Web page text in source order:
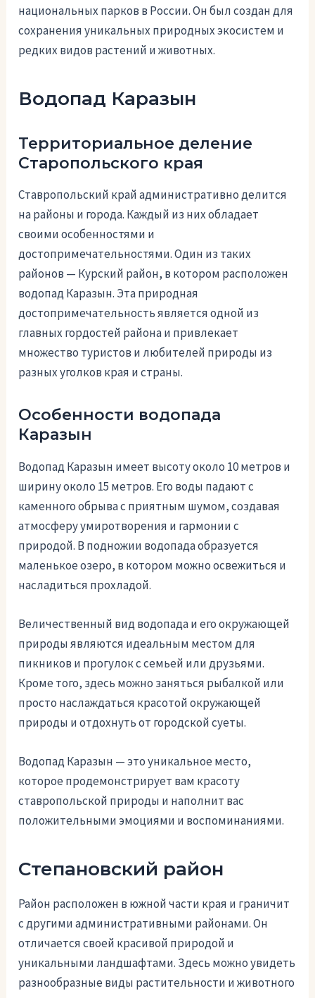
национальных парков в России. Он был создан для
сохранения уникальных природных экосистем и
редких видов растений и животных.
Водопад Каразын
Территориальное деление
Старопольского края
Ставропольский край административно делится
на районы и города. Каждый из них обладает
своими особенностями и
достопримечательностями. Один из таких
районов — Курский район, в котором расположен
водопад Каразын. Эта природная
достопримечательность является одной из
главных гордостей района и привлекает
множество туристов и любителей природы из
разных уголков края и страны.
Особенности водопада
Каразын
Водопад Каразын имеет высоту около 10 метров и
ширину около 15 метров. Его воды падают с
каменного обрыва с приятным шумом, создавая
атмосферу умиротворения и гармонии с
природой. В подножии водопада образуется
маленькое озеро, в котором можно освежиться и
насладиться прохладой.
Величественный вид водопада и его окружающей
природы являются идеальным местом для
пикников и прогулок с семьей или друзьями.
Кроме того, здесь можно заняться рыбалкой или
просто наслаждаться красотой окружающей
природы и отдохнуть от городской суеты.
Водопад Каразын — это уникальное место,
которое продемонстрирует вам красоту
ставропольской природы и наполнит вас
положительными эмоциями и воспоминаниями.
Степановский район
Район расположен в южной части края и граничит
с другими административными районами. Он
отличается своей красивой природой и
уникальными ландшафтами. Здесь можно увидеть
разнообразные виды растительности и животного